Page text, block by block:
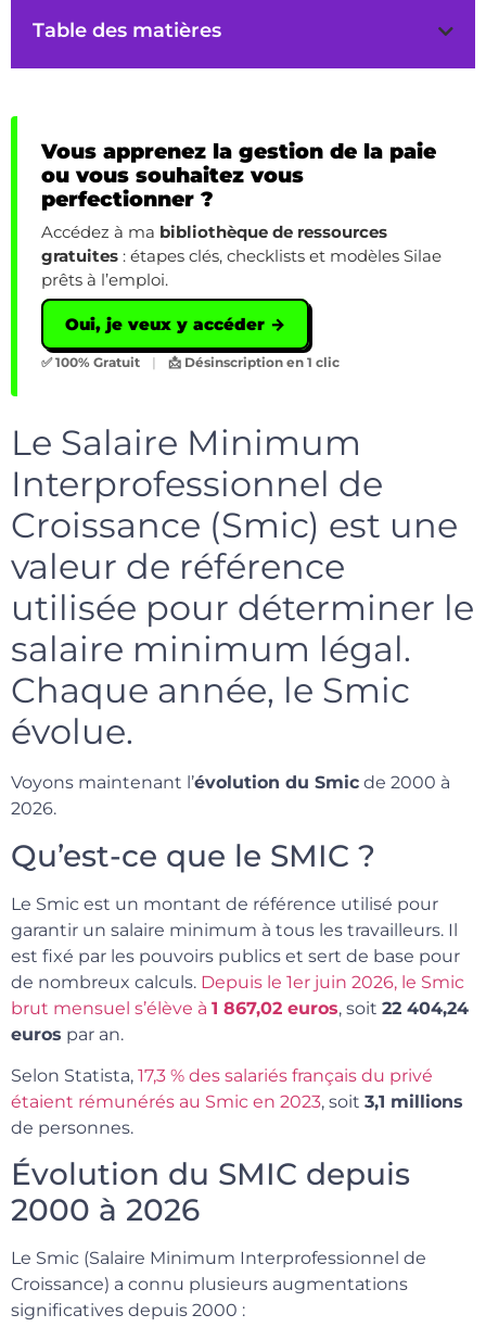
Table des matières
Vous apprenez la gestion de la paie
ou vous souhaitez vous
perfectionner ?
Accédez à ma bibliothèque de ressources
gratuites : étapes clés, checklists et modèles Silae
prêts à l’emploi.
Oui, je veux y accéder →
✅ 100% Gratuit | 📩 Désinscription en 1 clic
Le Salaire Minimum
Interprofessionnel de
Croissance (Smic) est une
valeur de référence
utilisée pour déterminer le
salaire minimum légal.
Chaque année, le Smic
évolue.
Voyons maintenant l’évolution du Smic de 2000 à
2026.
Qu’est-ce que le SMIC ?
Le Smic est un montant de référence utilisé pour
garantir un salaire minimum à tous les travailleurs. Il
est fixé par les pouvoirs publics et sert de base pour
de nombreux calculs. Depuis le 1er juin 2026, le Smic
brut mensuel s’élève à 1 867,02 euros, soit 22 404,24
euros par an.
Selon Statista, 17,3 % des salariés français du privé
étaient rémunérés au Smic en 2023, soit 3,1 millions
de personnes.
Évolution du SMIC depuis
2000 à 2026
Le Smic (Salaire Minimum Interprofessionnel de
Croissance) a connu plusieurs augmentations
significatives depuis 2000 :